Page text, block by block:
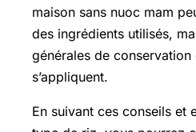
maison sans nuoc mam
des ingrédients utilisés,
générales de conservation
s’appliquent.
En suivant ces conseils et